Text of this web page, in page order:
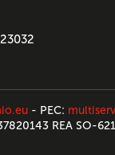
- PEC:
REA SO-